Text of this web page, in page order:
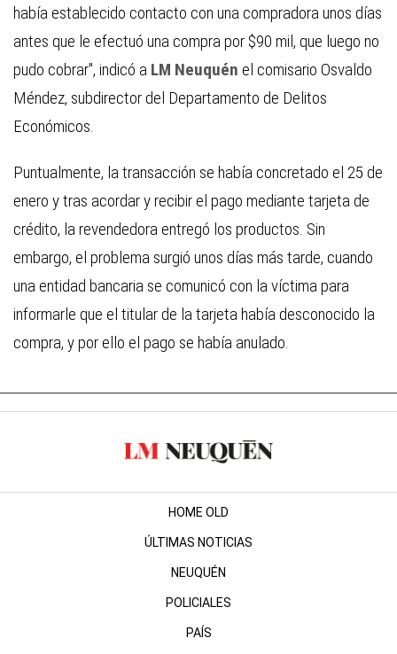
había establecido contacto con una compradora unos días
antes que le efectuó una compra por $90 mil, que luego no
pudo cobrar", indicó a LM Neuquén el comisario Osvaldo
Méndez, subdirector del Departamento de Delitos
Económicos.
Puntualmente, la transacción se había concretado el 25 de
enero y tras acordar y recibir el pago mediante tarjeta de
crédito, la revendedora entregó los productos. Sin
embargo, el problema surgió unos días más tarde, cuando
una entidad bancaria se comunicó con la víctima para
informarle que el titular de la tarjeta había desconocido la
compra, y por ello el pago se había anulado.
HOME OLD
ÚLTIMAS NOTICIAS
NEUQUÉN
POLICIALES
PAÍS